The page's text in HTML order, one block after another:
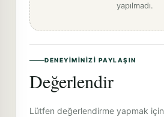
yapılmadı.
DENEYIMINIZI PAYLAŞIN
Değerlendir
Lütfen değerlendirme yapmak için